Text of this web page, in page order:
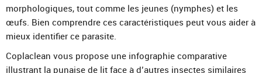
morphologiques, tout comme les jeunes (nymphes) et les
œufs. Bien comprendre ces caractéristiques peut vous aider à
mieux identifier ce parasite.
Coplaclean vous propose une infographie comparative
illustrant la punaise de lit face à d’autres insectes similaires